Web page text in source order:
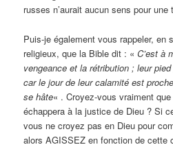
russes n’aurait aucun sens pour une
Puis-je également vous rappeler, en
religieux, que la Bible dit : «C’est à
vengeance et la rétribution ; leur
car le jour de leur calamité est
se hâte« . Croyez-vous vraiment
échappera à la justice de Dieu ? Si
vous ne croyez pas en Dieu pour
alors AGISSEZ en fonction de cette